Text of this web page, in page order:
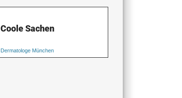
Coole Sachen
Dermatologe München